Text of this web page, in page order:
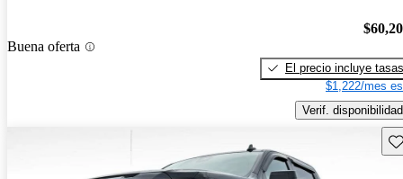
Buena oferta
El precio incluye tasas
$1,222/mes
Verif. disponibilidad